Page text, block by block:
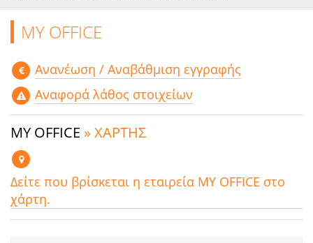
MY OFFICE
Aνανέωση / Αναβάθμιση εγγραφής
Αναφορά λάθος στοιχείων
MY OFFICE » ΧΑΡΤΗΣ
Δείτε που βρίσκεται η εταιρεία MY OFFICE στο
χάρτη.